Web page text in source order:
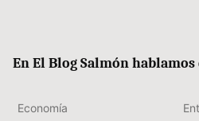
En El Blog Salmón hablamos
Economía